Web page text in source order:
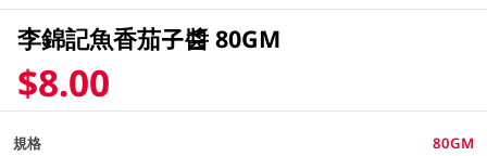
李錦記魚香茄子醬 80GM
$8.00
規格 80GM